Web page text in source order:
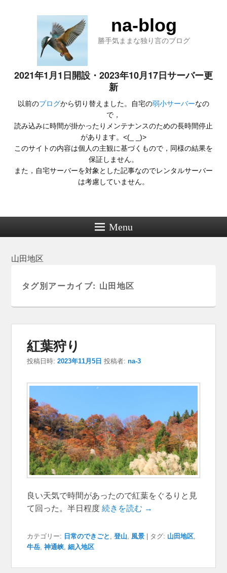
na-blog
勝手気ままな独り言のブログ
2021年1月1日開設・2023年10月17日サーバー更
新
以前のブログから切り替えました。自宅の弱小サーバーなの
で，
読み込みに時間が掛かったりメンテナンスのための長時間停止
があります。<(_ _)>
このサイトの内容は個人の主観に基づくもので，同様の結果を
保証しません。
また，自宅サーバーを対象とした記事なのでレンタルサーバー
は考慮していません。
Menu
山田地区
タグ別アーカイブ: 山田地区
紅葉狩り
投稿日時:2023年11月5日 投稿者:na-3
良い天気で時間があったので紅葉をぐるりと見
て回った。半日程度続きを読む →
カテゴリー: 日常のできごと ,登山, 風景 タグ: 山田地区,
牛岳,神通峡,細入地区